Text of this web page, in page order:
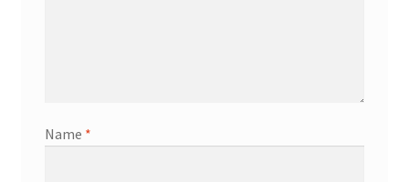
Name *